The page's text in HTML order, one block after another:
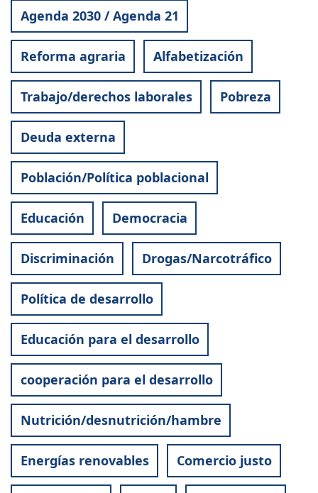
Agenda 2030 / Agenda 21
Reforma agraria Alfabetización
Trabajo/derechos laborales Pobreza
Deuda externa
Población/Política poblacional
Educación Democracia
Discriminación Drogas/Narcotráfico
Política de desarrollo
Educación para el desarrollo
cooperación para el desarrollo
Nutrición/desnutrición/hambre
Energías renovables Comercio justo